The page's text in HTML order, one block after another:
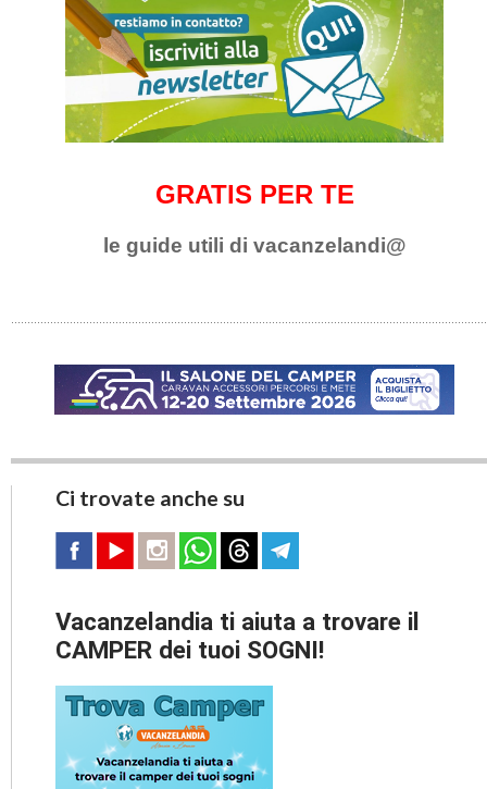
GRATIS PER TE
le guide utili di vacanzelandi@
Ci trovate anche su
Vacanzelandia ti aiuta a trovare il
CAMPER dei tuoi SOGNI!